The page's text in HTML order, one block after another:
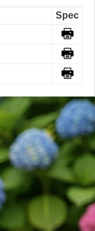
Spec